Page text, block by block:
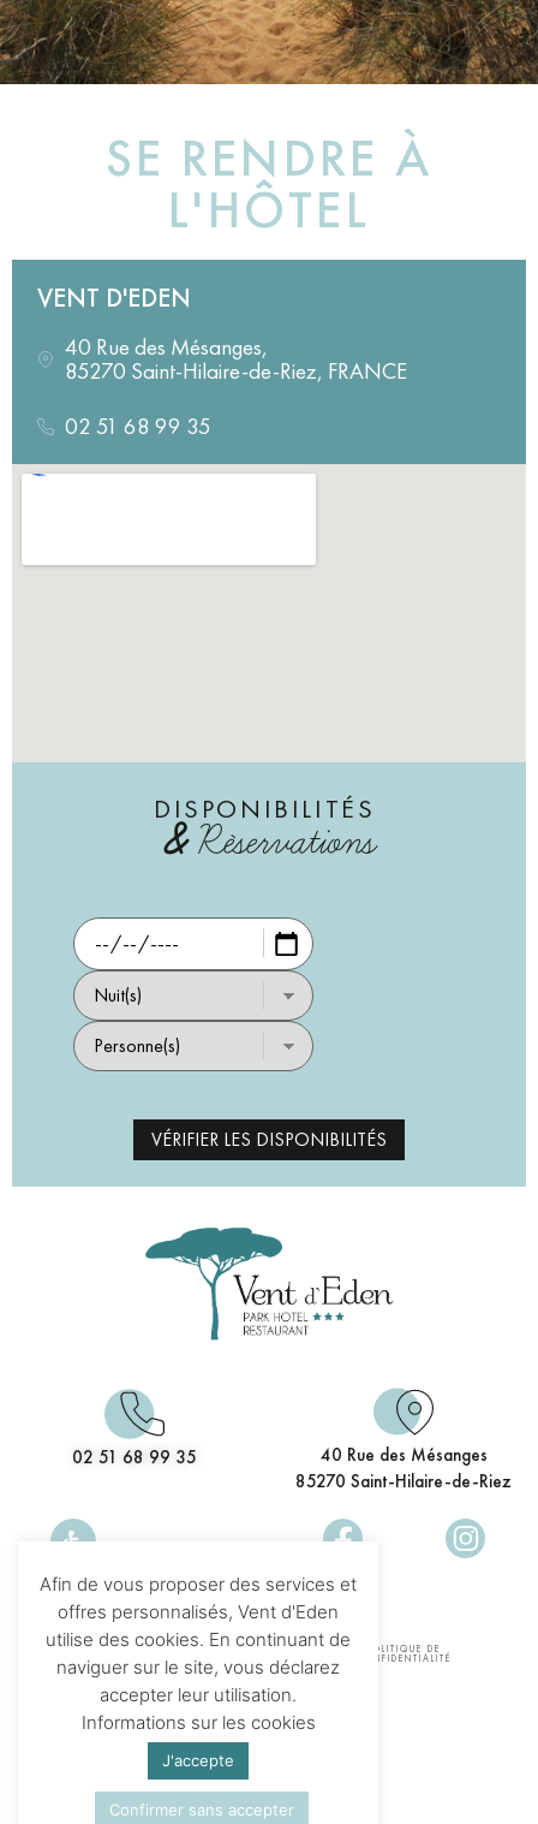
SE RENDRE À
L'HÔTEL
VENT D'EDEN
40 Rue des Mésanges,
85270 Saint-Hilaire-de-Riez, FRANCE
02 51 68 99 35
DISPONIBILITÉS
&Réservations
VÉRIFIER LES DISPONIBILITÉS
02 51 68 99 35
40 Rue des Mésanges
85270 Saint-Hilaire-de-Riez
Accessibilité
PMR
MENTIONS
INFORMATIONS
POLITIQUE DE
CONFIDENTIALITÉ
CONDITIONS GÉNÉRALES DE VENTE
Afin de vous proposer des services et
offres personnalisés, Vent d'Eden
utilise des cookies. En continuant de
naviguer sur le site, vous déclarez
accepter leur utilisation.
Informations sur les cookies
J'accepte
Confirmer sans accepter